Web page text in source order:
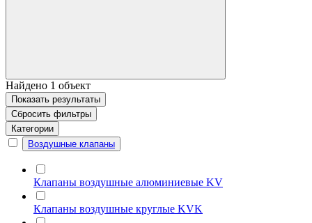
Найдено 1 объект
Показать результаты
Сбросить фильтры
Категории
Воздушные клапаны
Клапаны воздушные алюминиевые KV
Клапаны воздушные круглые KVK